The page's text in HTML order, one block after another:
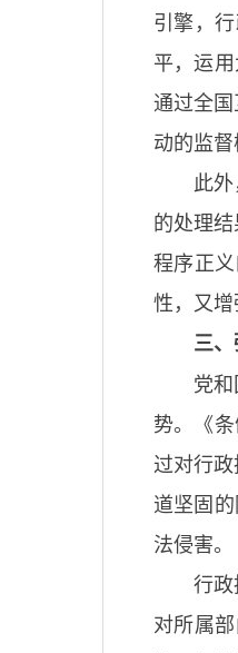
引擎，
平，运
通过全
动的监
此
的处理
程序正
性，又增
三
党
势。《
过对行
道坚固
法侵害。
行
对所属